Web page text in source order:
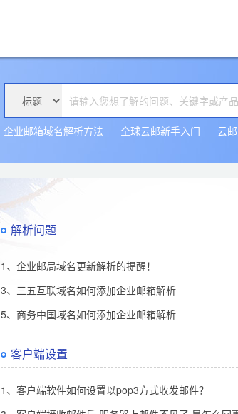
企业邮箱域名解析方法 全球云邮新手入门 云
解析问题
1、企业邮局域名更新解析的提醒！
3、三五互联域名如何添加企业邮箱解析
5、商务中国域名如何添加企业邮箱解析
客户端设置
1、客户端软件如何设置以pop3方式收发邮件？